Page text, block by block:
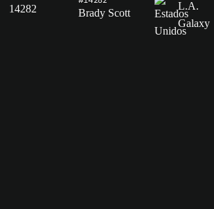
14282 Brady Scott